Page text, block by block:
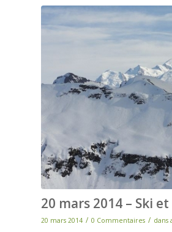
20 mars 2014 – Ski
20 mars 2014 / 0 Commentaires / dans